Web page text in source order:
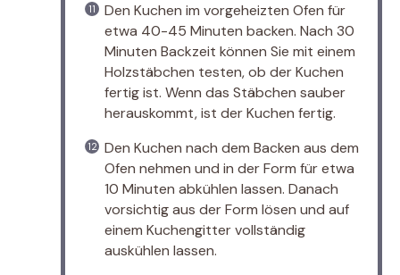
Den Kuchen im vorgeheizten Ofen für
etwa 40-45 Minuten backen. Nach 30
Minuten Backzeit können Sie mit einem
Holzstäbchen testen, ob der Kuchen
fertig ist. Wenn das Stäbchen sauber
herauskommt, ist der Kuchen fertig.
Den Kuchen nach dem Backen aus dem
Ofen nehmen und in der Form für etwa
10 Minuten abkühlen lassen. Danach
vorsichtig aus der Form lösen und auf
einem Kuchengitter vollständig
auskühlen lassen.